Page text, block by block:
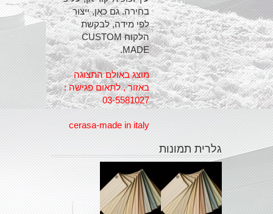
בחירה. גם כאן, ייצור
לפי מידה, לבקשת
הלקוח CUSTOM
MADE.
מוצג באולם התצוגה
באזור , לתאום פגישה :
03-5581027
cerasa-made in italy
גלרית תמונות